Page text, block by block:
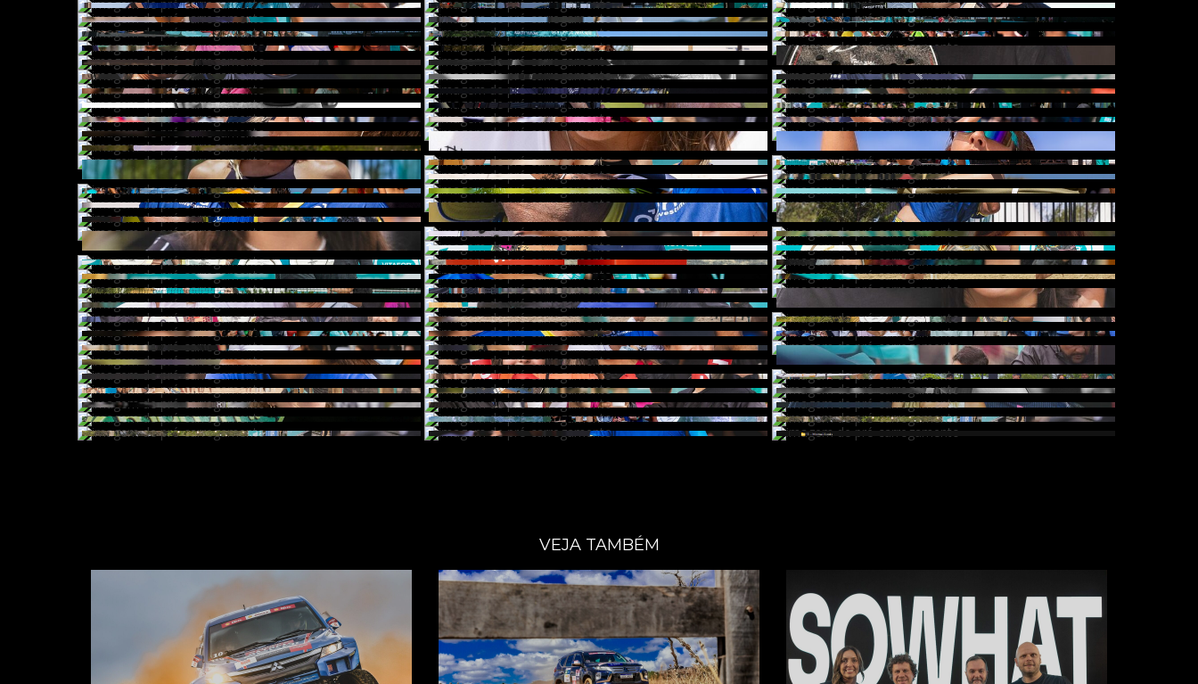
VEJA TAMBÉM